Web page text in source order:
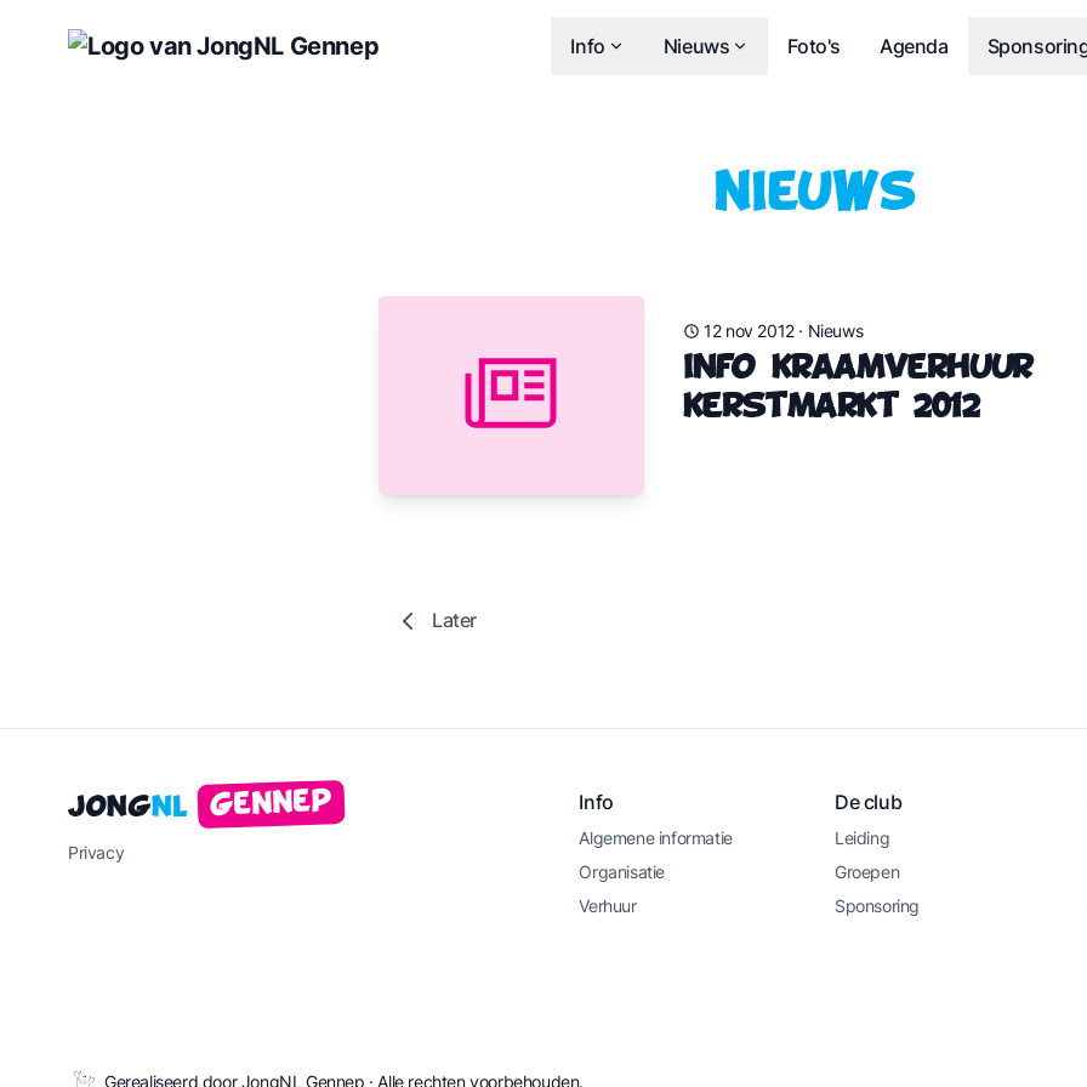
Info Nieuws Foto's Agenda
Nieuws
12 nov 2012· Nieuws
Info kraamverhuur
Kerstmarkt 2012
Later
JongNL Gennep
Privacy
Info
Algemene informatie
Organisatie
Verhuur
De club
Leiding
Groepen
Sponsoring
Gerealiseerd door JongNL Gennep · Alle rechten voorbehouden.